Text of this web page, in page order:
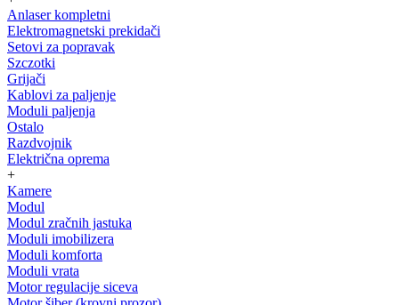
Anlaser kompletni
Elektromagnetski prekidači
Setovi za popravak
Szczotki
Grijači
Kablovi za paljenje
Moduli paljenja
Ostalo
Razdvojnik
Električna oprema
+
Kamere
Modul
Modul zračnih jastuka
Moduli imobilizera
Moduli komforta
Moduli vrata
Motor regulacije siceva